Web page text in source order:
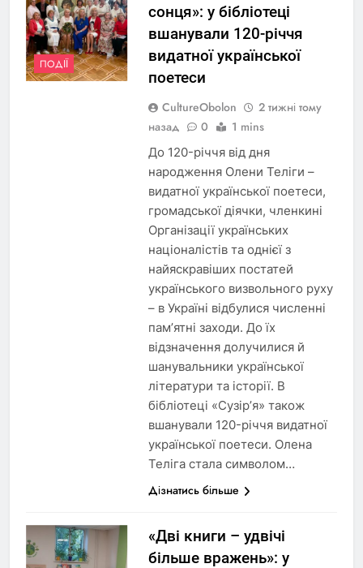
ПОДІЇ
сонця»: у бібліотеці
вшанували 120-річчя
видатної української
поетеси
CultureObolon
2 тижні тому
назад
0 1 mins
До 120-річчя від дня
народження Олени Теліги –
видатної української поетеси,
громадської діячки, членкині
Організації українських
націоналістів та однієї з
найяскравіших постатей
українського визвольного руху
– в Україні відбулися численні
пам’ятні заходи. До їх
відзначення долучилися й
шанувальники української
літератури та історії. В
бібліотеці «Сузірʼя» також
вшанували 120-річчя видатної
української поетеси. Олена
Теліга стала символом…
Дізнатись більше
«Дві книги – удвічі
більше вражень»: у